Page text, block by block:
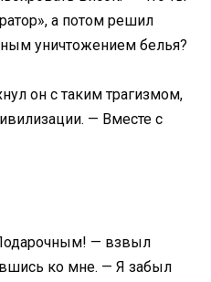
а потом решил
уничтожением белья?
он с таким трагизмом,
— Вместе с
— взвыл
ко мне. — Я забыл